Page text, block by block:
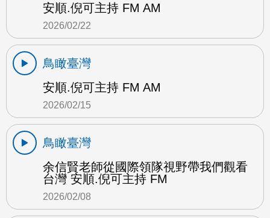
安順.倪可主持 FM AM
2026/02/22
鳥瞰臺灣
安順.倪可主持 FM AM
2026/02/15
鳥瞰臺灣
余信賢老師從國際領隊視野帶我們觀看
台灣 安順.倪可主持 FM
2026/02/08